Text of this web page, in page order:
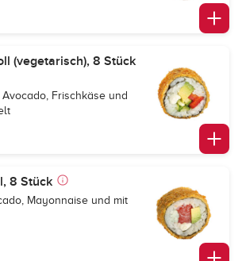
(vegetarisch), 8 Stück
Frischkäse und
8 Stück
Mayonnaise und mit